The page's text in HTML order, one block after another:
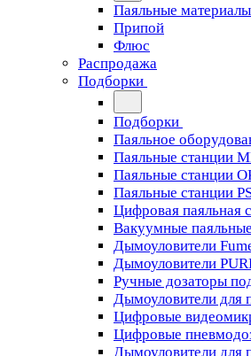
Паяльные материалы
Припой
Флюс
Распродажа
Подборки
Подборки
Паяльное
Паяльные станции
Паяльные станции
Паяльные станции
Цифровая паяльная
Вакуумные
Дымоуловители
Дымоуловители
Ручные дозаторы
Дымоуловители для
Цифровые
Цифровые
Дымоуловители для